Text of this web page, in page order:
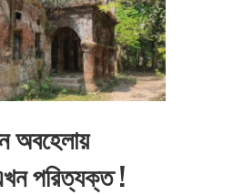
অবহেলায়
পরিত্যক্ত !